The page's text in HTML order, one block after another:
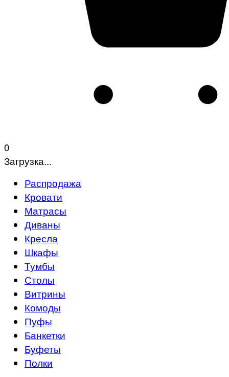
0
Загрузка...
Распродажа
Кровати
Матрасы
Диваны
Кресла
Шкафы
Тумбы
Столы
Витрины
Комоды
Пуфы
Банкетки
Буфеты
Полки